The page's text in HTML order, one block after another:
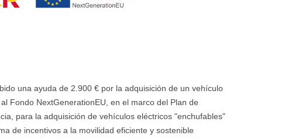
una ayuda de 2.900 € por la adquisición de un vehículo
Fondo NextGenerationEU, en el marco del Plan de
para la adquisición de vehículos eléctricos "enchufables"
de incentivos a la movilidad eficiente y sostenible